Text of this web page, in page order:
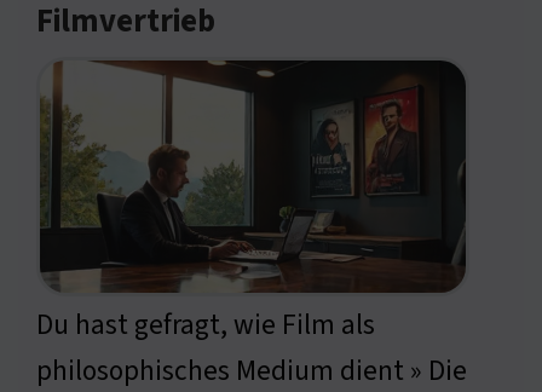
Filmvertrieb
Du hast gefragt, wie Film als
philosophisches Medium dient » Die